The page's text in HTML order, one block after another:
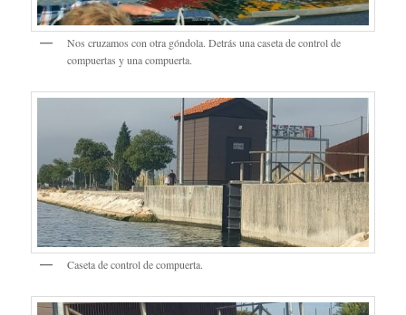
Nos cruzamos con otra góndola. Detrás una caseta de control de
compuertas y una compuerta.
Caseta de control de compuerta.